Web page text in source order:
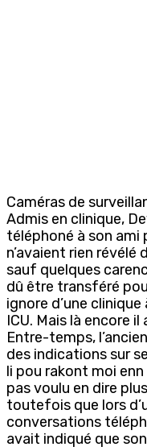
Caméras de
Admis en clinique,
téléphoné à son ami
n’avaient rien révélé
sauf quelques
dû être transféré
ignore d’une
ICU. Mais là encore
Entre-temps,
des indications sur
li pou rakont moi enn
pas voulu en dire
toutefois que lors
conversations
avait indiqué que